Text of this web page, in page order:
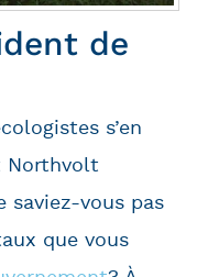
de
s’en
Northvolt
saviez-vous pas
que vous